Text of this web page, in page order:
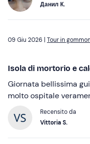
Данил К.
09 Giu 2026 | Tour in
Isola di mortorio e
Giornata bellissima
molto ospitale
Recensito da
Vittoria S.